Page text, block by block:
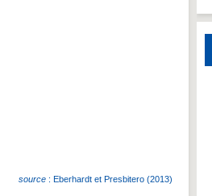
source : Eberhardt et Presbitero (2013)